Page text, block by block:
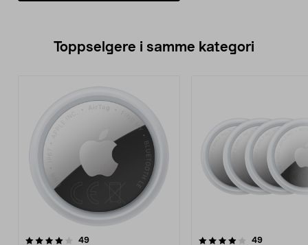
Toppselgere i samme kategori
49anmeldelser
4.0 av 5 stjerner 49
4.5 av 5 stjerner